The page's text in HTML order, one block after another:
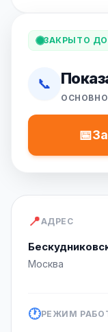
ЗАКРЫТО ДО
📞
📅
📍АДРЕС
Москва
🕐РЕЖИМ